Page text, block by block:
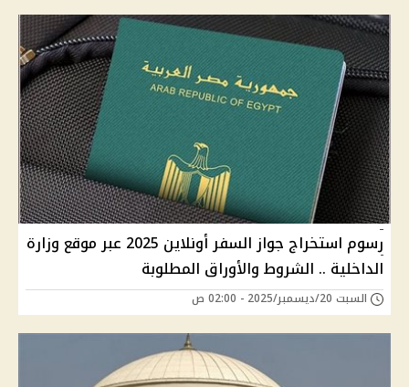
رسوم استخراج جواز السفر أونلاين 2025 عبر موقع وزارة
الداخلية .. الشروط والأوراق المطلوبة
السبت 20/ديسمبر/2025 - 02:00 ص